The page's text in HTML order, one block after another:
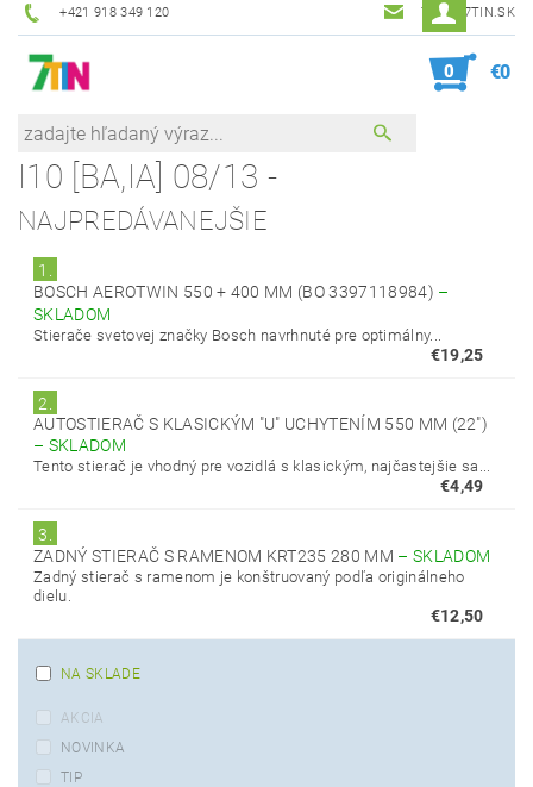
+421 918 349 120 7TIN@7TIN.SK
0 €0
I10 [BA,IA] 08/13 -
NAJPREDÁVANEJŠIE
1.
BOSCH AEROTWIN 550 + 400 MM (BO 3397118984) –
SKLADOM
Stierače svetovej značky Bosch navrhnuté pre optimálny...
€19,25
2.
AUTOSTIERAČ S KLASICKÝM "U" UCHYTENÍM 550 MM (22")
– SKLADOM
Tento stierač je vhodný pre vozidlá s klasickým, najčastejšie sa...
€4,49
3.
ZADNÝ STIERAČ S RAMENOM KRT235 280 MM – SKLADOM
Zadný stierač s ramenom je konštruovaný podľa originálneho
dielu.
€12,50
NA SKLADE
AKCIA
NOVINKA
TIP